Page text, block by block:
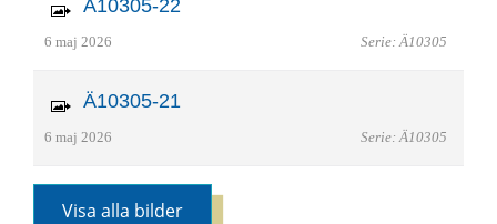
Ä10305-22
6 maj 2026 Serie: Ä10305
Ä10305-21
6 maj 2026 Serie: Ä10305
Visa alla bilder